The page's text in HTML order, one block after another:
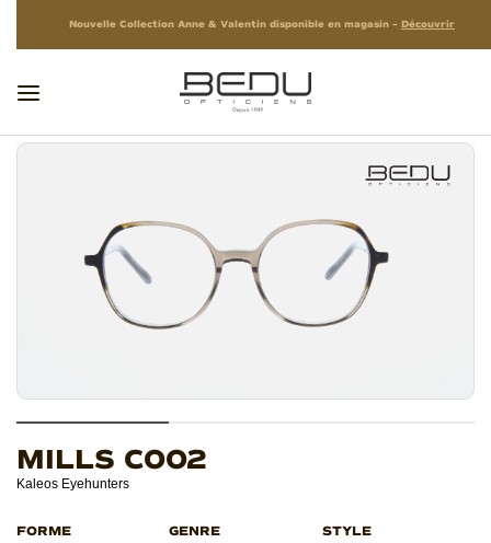
Nouvelle Collection Anne & Valentin disponible en magasin – Découvrir
MILLS C002
Kaleos Eyehunters